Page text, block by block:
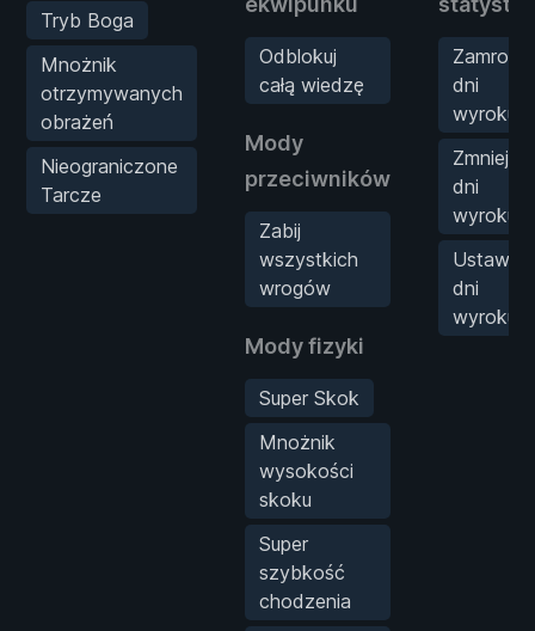
Tryb Boga
Mnożnik
otrzymywanych
obrażeń
Nieograniczone
Tarcze
Odblokuj
całą wiedzę
Mody
przeciwników
Zabij
wszystkich
wrogów
Mody fizyki
Super Skok
Mnożnik
wysokości
skoku
Super
szybkość
chodzenia
Zamroź
dni
wyroku
Zmniejsz
dni
wyroku
Ustaw
dni
wyroku